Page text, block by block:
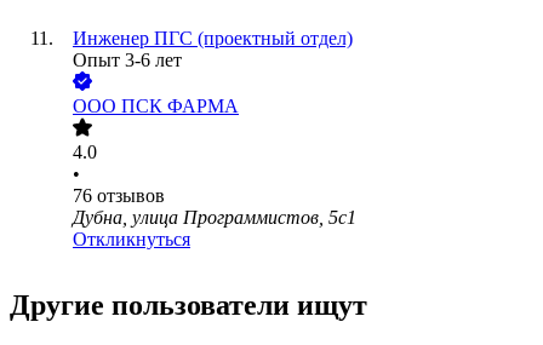
Инженер ПГС (проектный отдел)
Опыт 3-6 лет
ООО ПСК ФАРМА
4.0
•
76 отзывов
Дубна, улица Программистов, 5с1
Откликнуться
Другие пользователи ищут